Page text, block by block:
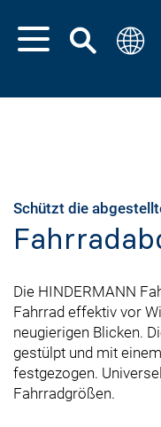
Schützt die
Die HINDERMANN
Fahrrad effektiv vor
neugierigen Blicken.
gestülpt und mit
festgezogen.
Fahrradgrößen.